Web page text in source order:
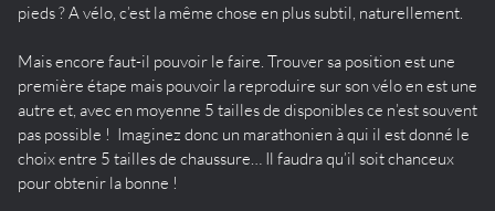
pieds ? A vélo, c’est la même chose en plus subtil, naturellement.
Mais encore faut-il pouvoir le faire. Trouver sa position est une
première étape mais pouvoir la reproduire sur son vélo en est une
autre et, avec en moyenne 5 tailles de disponibles ce n’est souvent
pas possible ! Imaginez donc un marathonien à qui il est donné le
choix entre 5 tailles de chaussure… Il faudra qu’il soit chanceux
pour obtenir la bonne !